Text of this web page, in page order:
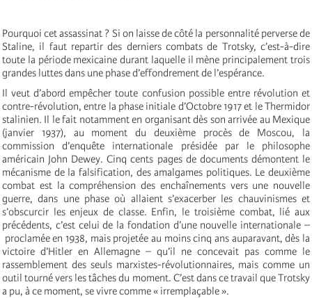
Pourquoi cet assassinat ? Si on laisse de côté la personnalité perverse de
Staline, il faut repartir des derniers combats de Trotsky, c’est-à-dire
toute la période mexicaine durant laquelle il mène principalement trois
grandes luttes dans une phase d’effondrement de l’espérance.
Il veut d’abord empêcher toute confusion possible entre révolution et
contre-révolution, entre la phase initiale d’Octobre 1917 et le Thermidor
stalinien. Il le fait notamment en organisant dès son arrivée au Mexique
(janvier 1937), au moment du deuxième procès de Moscou, la
commission d’enquête internationale présidée par le philosophe
américain John Dewey. Cinq cents pages de documents démontent le
mécanisme de la falsification, des amalgames politiques. Le deuxième
combat est la compréhension des enchaînements vers une nouvelle
guerre, dans une phase où allaient s’exacerber les chauvinismes et
s’obscurcir les enjeux de classe. Enfin, le troisième combat, lié aux
précédents, c’est celui de la fondation d’une nouvelle internationale –
proclamée en 1938, mais projetée au moins cinq ans auparavant, dès la
victoire d’Hitler en Allemagne – qu’il ne concevait pas comme le
rassemblement des seuls marxistes-révolutionnaires, mais comme un
outil tourné vers les tâches du moment. C’est dans ce travail que Trotsky
a pu, à ce moment, se vivre comme « irremplaçable ».